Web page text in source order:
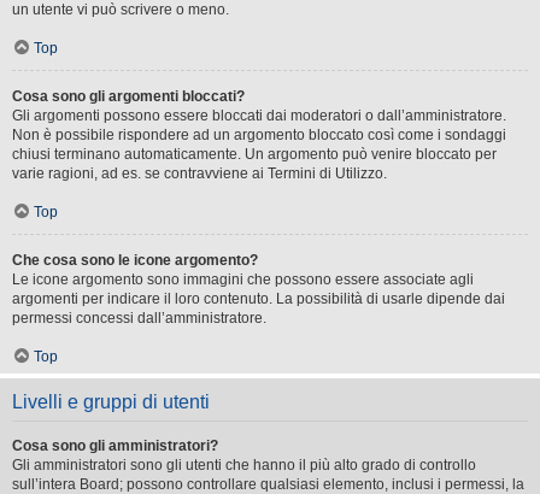
un utente vi può scrivere o meno.
Top
Cosa sono gli argomenti bloccati?
Gli argomenti possono essere bloccati dai moderatori o dall’amministratore.
Non è possibile rispondere ad un argomento bloccato così come i sondaggi
chiusi terminano automaticamente. Un argomento può venire bloccato per
varie ragioni, ad es. se contravviene ai Termini di Utilizzo.
Top
Che cosa sono le icone argomento?
Le icone argomento sono immagini che possono essere associate agli
argomenti per indicare il loro contenuto. La possibilità di usarle dipende dai
permessi concessi dall’amministratore.
Top
Livelli e gruppi di utenti
Cosa sono gli amministratori?
Gli amministratori sono gli utenti che hanno il più alto grado di controllo
sull’intera Board; possono controllare qualsiasi elemento, inclusi i permessi, la